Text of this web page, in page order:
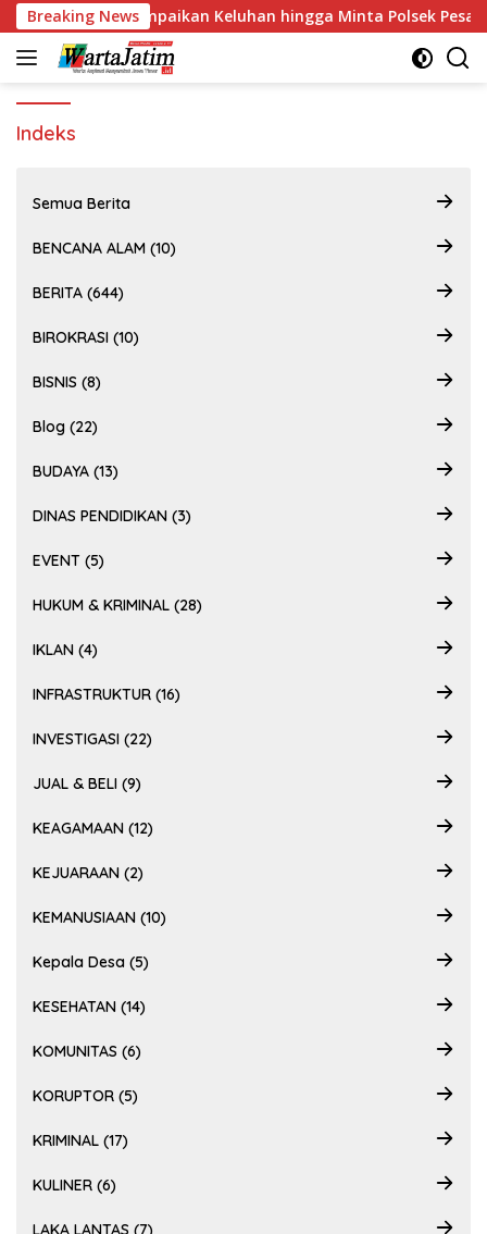
Langsung
ke
konten
Breaking News
Warga Sampaikan Keluhan hingga Minta Polsek Pesantren
Indeks
Semua Berita
BENCANA ALAM (10)
BERITA (644)
BIROKRASI (10)
BISNIS (8)
Blog (22)
BUDAYA (13)
DINAS PENDIDIKAN (3)
EVENT (5)
HUKUM & KRIMINAL (28)
IKLAN (4)
INFRASTRUKTUR (16)
INVESTIGASI (22)
JUAL & BELI (9)
KEAGAMAAN (12)
KEJUARAAN (2)
KEMANUSIAAN (10)
Kepala Desa (5)
KESEHATAN (14)
KOMUNITAS (6)
KORUPTOR (5)
KRIMINAL (17)
KULINER (6)
LAKA LANTAS (7)